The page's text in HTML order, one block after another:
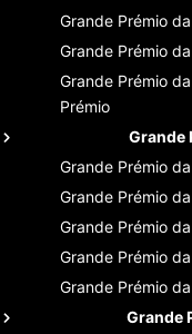
Grande Prémio
Grande Prémio
Grande Prémio
Prémio
Grande
Grande Prémio
Grande Prémio
Grande Prémio
Grande Prémio
Grande Prémio
Grande